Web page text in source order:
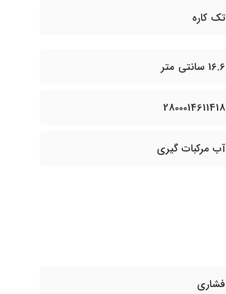
تک کاره
16.6 سانتی متر
2800014611418
آب مرکبات گیری
فشاری